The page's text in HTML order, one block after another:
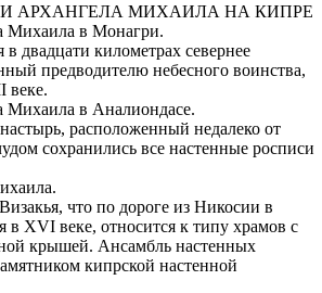
АРХАНГЕЛА МИХАИЛА НА КИПРЕ
Михаила в Монагри.
двадцати километрах севернее
предводителю небесного воинства,
веке.
Михаила в Аналиондасе.
расположенный недалеко от
сохранились все настенные росписи
что по дороге из Никосии в
в XVI веке, относится к типу храмов с
крышей. Ансамбль настенных
кипрской настенной